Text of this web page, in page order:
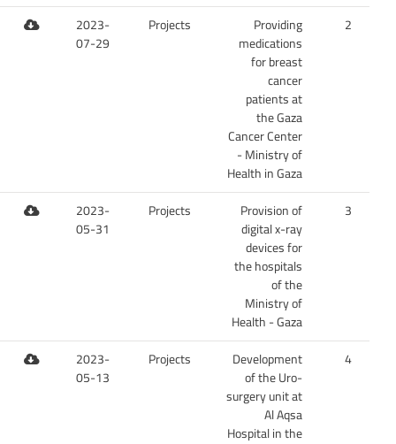
2
Providing
medications
for breast
cancer
patients at
the Gaza
Cancer Center
- Ministry of
Health in Gaza
Projects
2023-
07-29
3
Provision of
digital x-ray
devices for
the hospitals
of the
Ministry of
Health - Gaza
Projects
2023-
05-31
4
Development
of the Uro-
surgery unit at
Al Aqsa
Hospital in the
Projects
2023-
05-13